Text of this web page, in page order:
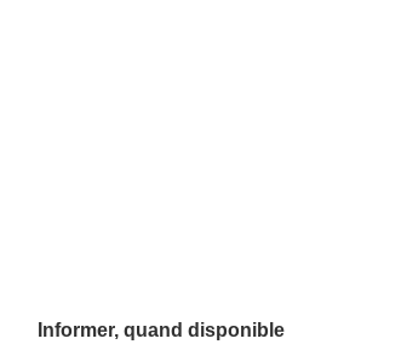
Informer, quand disponible